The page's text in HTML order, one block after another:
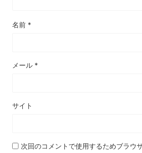
名前 *
メール *
サイト
次回のコメントで使用するためブラウ